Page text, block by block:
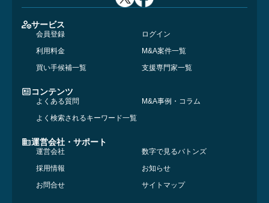
サービス
会員登録
ログイン
利用料金
M&A案件一覧
買い手候補一覧
支援専門家一覧
コンテンツ
よくある質問
M&A事例・コラム
よく検索されるキーワード一覧
運営会社・サポート
運営会社
数字で見るバトンズ
採用情報
お知らせ
お問合せ
サイトマップ